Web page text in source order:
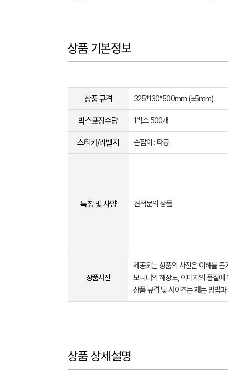
상품 기본정보
상품 규격 325*130*500mm (±5mm)
박스포장수량 1박스 500개
스티커/라벨지 손잡이 : 타공
특징 및 사양 견적문의 상품
상품사진
제공되는 상품의 사진은 이해를
모니터의 해상도, 이미지의 품질
상품 규격 및 사이즈는 재는 방법
상품 상세설명